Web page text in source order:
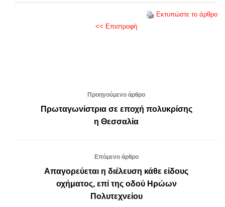
Εκτυπώστε το άρθρο
<< Επιστροφή
Προηγούμενο άρθρο
Πρωταγωνίστρια σε εποχή πολυκρίσης
η Θεσσαλία
Επόμενο άρθρο
Απαγορεύεται η διέλευση κάθε είδους
οχήματος, επί της οδού Ηρώων
Πολυτεχνείου